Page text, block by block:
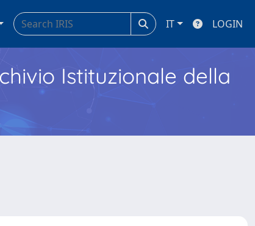
IT LOGIN
Istituzionale della